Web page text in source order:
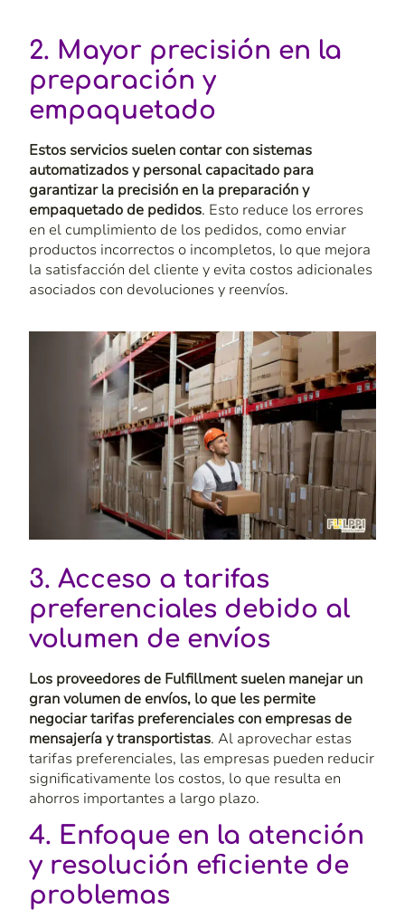
2. Mayor precisión en la
preparación y
empaquetado
Estos servicios suelen contar con sistemas
automatizados y personal capacitado para
garantizar la precisión en la preparación y
empaquetado de pedidos. Esto reduce los errores
en el cumplimiento de los pedidos, como enviar
productos incorrectos o incompletos, lo que mejora
la satisfacción del cliente y evita costos adicionales
asociados con devoluciones y reenvíos.
3. Acceso a tarifas
preferenciales debido al
volumen de envíos
Los proveedores de Fulfillmentsuelen manejar un
gran volumen de envíos, lo que les permite
negociar tarifas preferenciales con empresas de
mensajería y transportistas. Al aprovechar estas
tarifas preferenciales, las empresas pueden reducir
significativamente los costos, lo que resulta en
ahorros importantes a largo plazo.
4. Enfoque en la atención
y resolución eficiente de
problemas